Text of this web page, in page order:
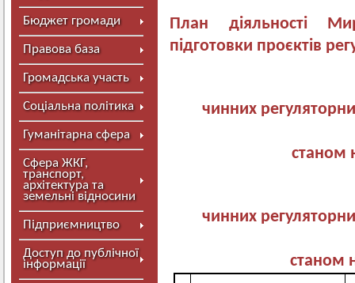
Бюджет громади
Правова база
Громадська участь
Соціальна політика
Гуманітарна сфера
Сфера ЖКГ,
транспорт,
архітектура та
земельні відносини
Підприємництво
Доступ до публічної
інформації
План діяльності
підготовки проєктів
чинних
станом
чинних
станом